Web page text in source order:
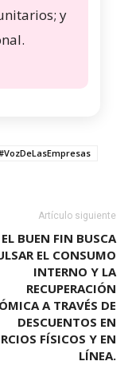
y
Artículo siguiente
EL BUEN FIN BUSCA
EL CONSUMO
INTERNO Y LA
RECUPERACIÓN
A TRAVÉS DE
DESCUENTOS EN
FÍSICOS Y EN
LÍNEA.